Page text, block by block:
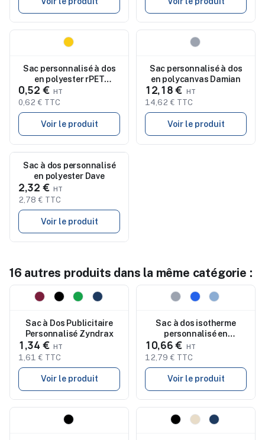
Sac personnalisé à dos
en polyester rPET
Enrique
0,52 €
0,62 € TTC
Voir le produit
Sac personnalisé à dos
en polycanvas Damian
12,18 €
14,62 € TTC
Voir le produit
Nouveau
Sac à dos personnalisé
en polyester Dave
2,32 €
2,78 € TTC
Voir le produit
16 autres produits dans la même catégorie :
Nouveau
Sac à Dos Publicitaire
Personnalisé Zyndrax
1,34 €
1,61 € TTC
Voir le produit
Nouveau
Sac à dos isotherme
personnalisé en
polyester ripstop SAKRA
10,66 €
12,79 € TTC
Voir le produit
Nouveau